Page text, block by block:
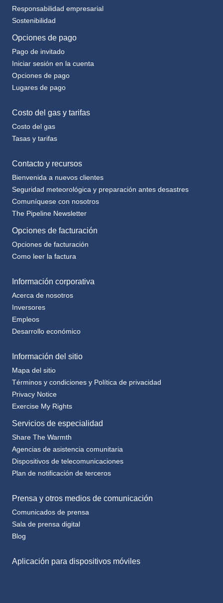
Responsabilidad empresarial
Sostenibilidad
Opciones de pago
Pago de invitado
Iniciar sesión en la cuenta
Opciones de pago
Lugares de pago
Costo del gas y tarifas
Costo del gas
Tasas y tarifas
Contacto y recursos
Bienvenida a nuevos clientes
Seguridad meteorológica y preparación antes desastres
Comuníquese con nosotros
The Pipeline Newsletter
Opciones de facturación
Opciones de facturación
Como leer la factura
Información corporativa
Acerca de nosotros
Inversores
Empleos
Desarrollo económico
Información del sitio
Mapa del sitio
Términos y condiciones y Política de privacidad
Privacy Notice
Exercise My Rights
Servicios de especialidad
Share The Warmth
Agencias de asistencia comunitaria
Dispositivos de telecomunicaciones
Plan de notificación de terceros
Prensa y otros medios de comunicación
Comunicados de prensa
Sala de prensa digital
Blog
Aplicación para dispositivos móviles